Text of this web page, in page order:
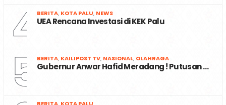
4 BERITA, KOTA PALU, NEWS
UEA Rencana Investasi di KEK Palu
5 BERITA, KAILIPOST TV, NASIONAL, OLAHRAGA
Gubernur Anwar Hafid Meradang ! Putusan …
BERITA, KOTA PALU